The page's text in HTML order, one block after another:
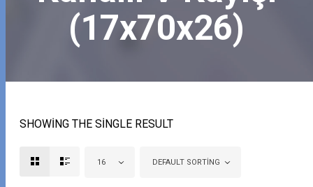
(17x70x26)
SHOWING THE SINGLE RESULT
16 DEFAULT SORTING